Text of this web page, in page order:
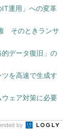
運用」への変革
そのときランサ
データ復旧」の
を高速で生成す
ェア対策に必要
by